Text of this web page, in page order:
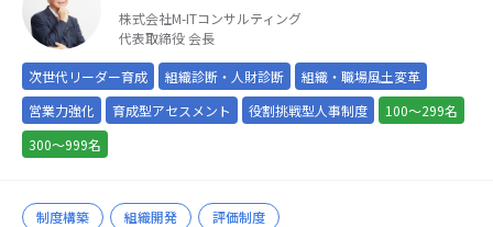
株式会社M-ITコンサルティング
代表取締役 会長
次世代リーダー育成 組織診断・人財診断
組織・職場風土変革
営業力強化
育成型アセスメント 役割挑戦型人事制度
100～299名
300～999名
制度構築 組織開発 評価制度